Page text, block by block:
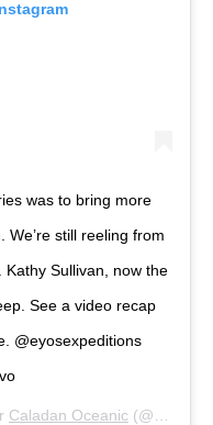
was to bring more
still reeling from
Sullivan, now the
See a video recap
@eyosexpeditions
Caladan Oceanic (@caladanoceanic) em